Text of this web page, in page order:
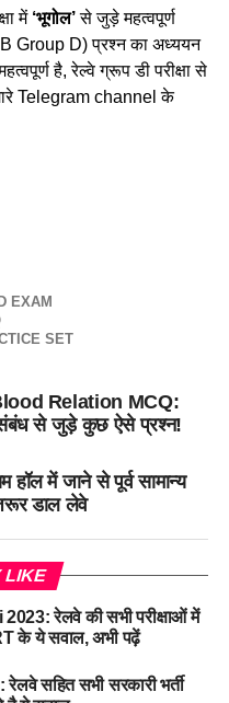
में ‘भूगोल’से जुड़े महत्वपूर्ण
Group D) प्रश्न का अध्ययन
है, रेल्वे ग्रूप डी परीक्षा से
Telegram channel के
EXAM
SET
Relation MCQ:
संबंध से जुड़े कुछ ऐसे प्रश्न!
में जाने से पूर्व सामान्य
डाल लेवे
LIKE
रेलवे की सभी परीक्षाओं में
के ये सवाल, अभी पढ़ें
सहित सभी सरकारी भर्ती